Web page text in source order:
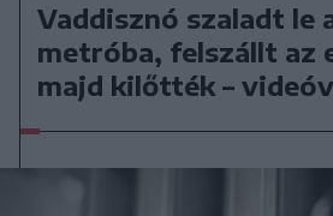
Vaddisznó szaladt le
metróba, felszállt az
majd kilőtték –